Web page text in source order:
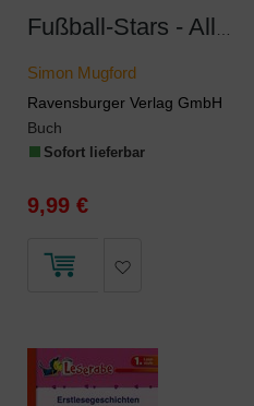
Simon Mugford
Ravensburger Verlag GmbH
Buch
Sofort lieferbar
9,99 €